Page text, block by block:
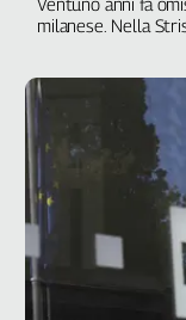
milanese. Nella